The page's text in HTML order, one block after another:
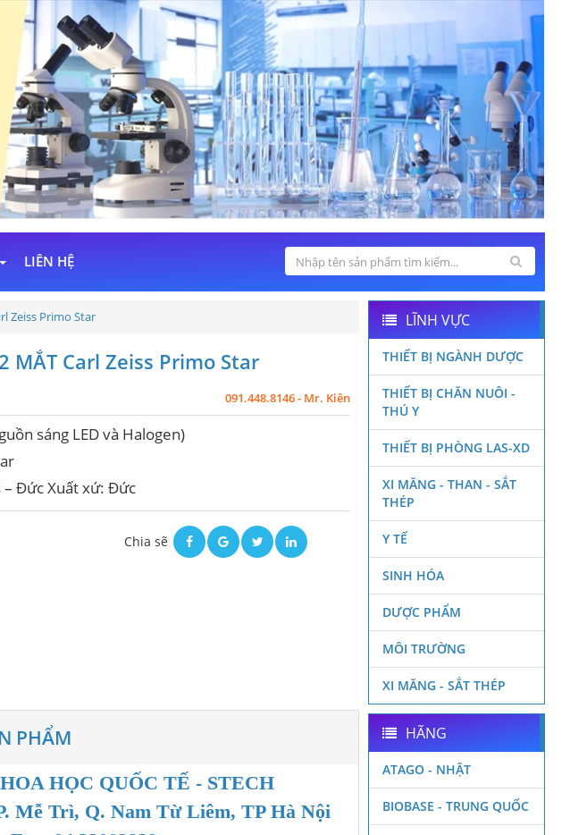
LIÊN HỆ
Zeiss Primo Star
MẮT Carl Zeiss Primo Star
091.448.8146 - Mr. Kiên
sáng LED và Halogen)
– Đức Xuất xứ: Đức
Chia sẽ
PHẨM
HỌC QUỐC TẾ - STECH
Mễ Trì, Q. Nam Từ Liêm, TP Hà Nội
LĨNH VỰC
THIẾT BỊ NGÀNH DƯỢC
THIẾT BỊ CHĂN NUÔI -
THÚ Y
THIẾT BỊ PHÒNG LAS-XD
XI MĂNG - THAN - SẮT
THÉP
Y TẾ
SINH HÓA
DƯỢC PHẨM
MÔI TRƯỜNG
XI MĂNG - SẮT THÉP
HÃNG
ATAGO - NHẬT
BIOBASE - TRUNG QUỐC